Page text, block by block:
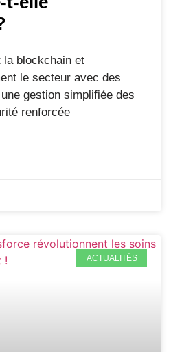
la blockchain et
le secteur avec des
gestion simplifiée des
renforcée
ACTUALITÉS